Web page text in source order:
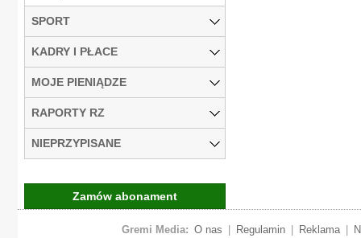
SPORT
KADRY I PŁACE
MOJE PIENIĄDZE
RAPORTY RZ
NIEPRZYPISANE
Zamów abonament
Gremi Media: O nas Regulamin Reklama